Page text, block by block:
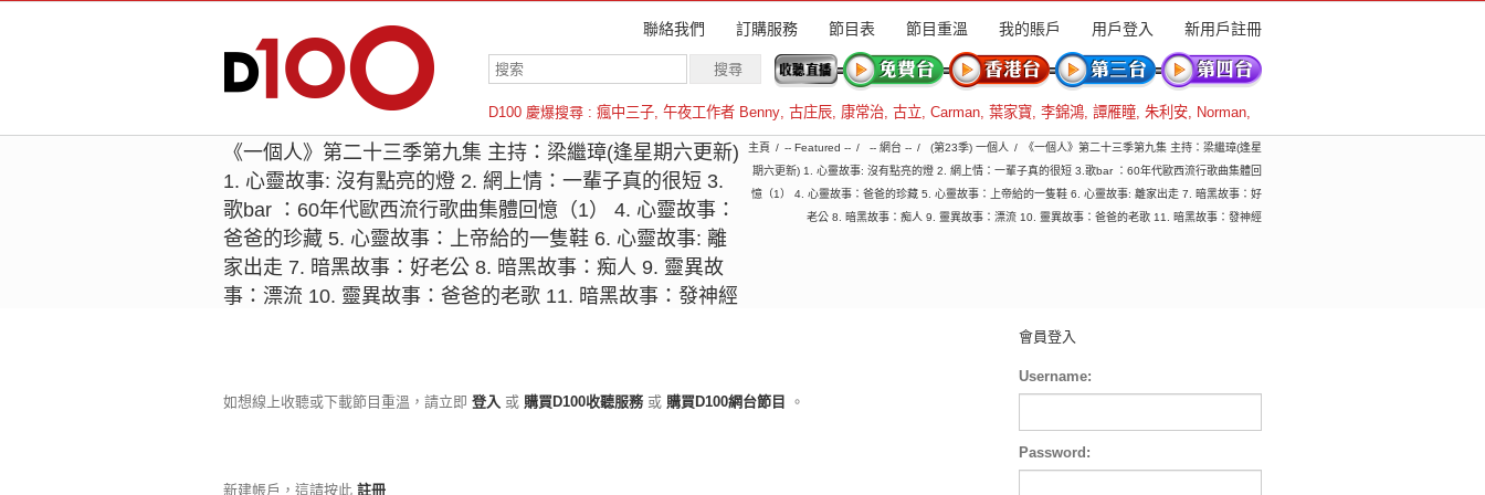
聯絡我們 訂購服務 節目表 節目重溫 我的賬戶 用戶登入 新用戶註冊
D100 慶爆搜尋 : 瘋中三子, 午夜工作者 Benny, 古庄辰, 康常治, 古立, Carman, 葉家寶, 李錦鴻, 譚雁瞳, 朱利安, Norman,
羅倫斯
《一個人》第二十三季第九集 主持：梁繼璋(逢星期六更新)
1. 心靈故事: 沒有點亮的燈 2. 網上情：一輩子真的很短 3.
歌bar ：60年代歐西流行歌曲集體回憶（1） 4. 心靈故事：
爸爸的珍藏 5. 心靈故事：上帝給的一隻鞋 6. 心靈故事: 離
家出走 7. 暗黑故事：好老公 8. 暗黑故事：痴人 9. 靈異故
事：漂流 10. 靈異故事：爸爸的老歌 11. 暗黑故事：發神經
主頁 -- Featured -- -- 網台 -- (第23季) 一個人
《一個人》第二十三季第九集 主持：梁繼璋(逢星
期六更新) 1. 心靈故事: 沒有點亮的燈 2. 網上情：一輩子真的很短 3.歌bar ：60年代歐西流行歌曲集體回
憶（1） 4. 心靈故事：爸爸的珍藏 5. 心靈故事：上帝給的一隻鞋 6. 心靈故事: 離家出走 7. 暗黑故事：好
老公 8. 暗黑故事：痴人 9. 靈異故事：漂流 10. 靈異故事：爸爸的老歌 11. 暗黑故事：發神經
如想線上收聽或下載節目重溫，請立即 登入 或 購買D100收聽服務 或 購買D100網台節目 。
新建帳戶，這請按此 註冊
會員登入
Username:
Password: